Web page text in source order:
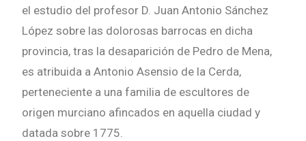
el estudio del profesor D. Juan Antonio Sánchez
López sobre las dolorosas barrocas en dicha
provincia, tras la desaparición de Pedro de Mena,
es atribuida a Antonio Asensio de la Cerda,
perteneciente a una familia de escultores de
origen murciano afincados en aquella ciudad y
datada sobre 1775.